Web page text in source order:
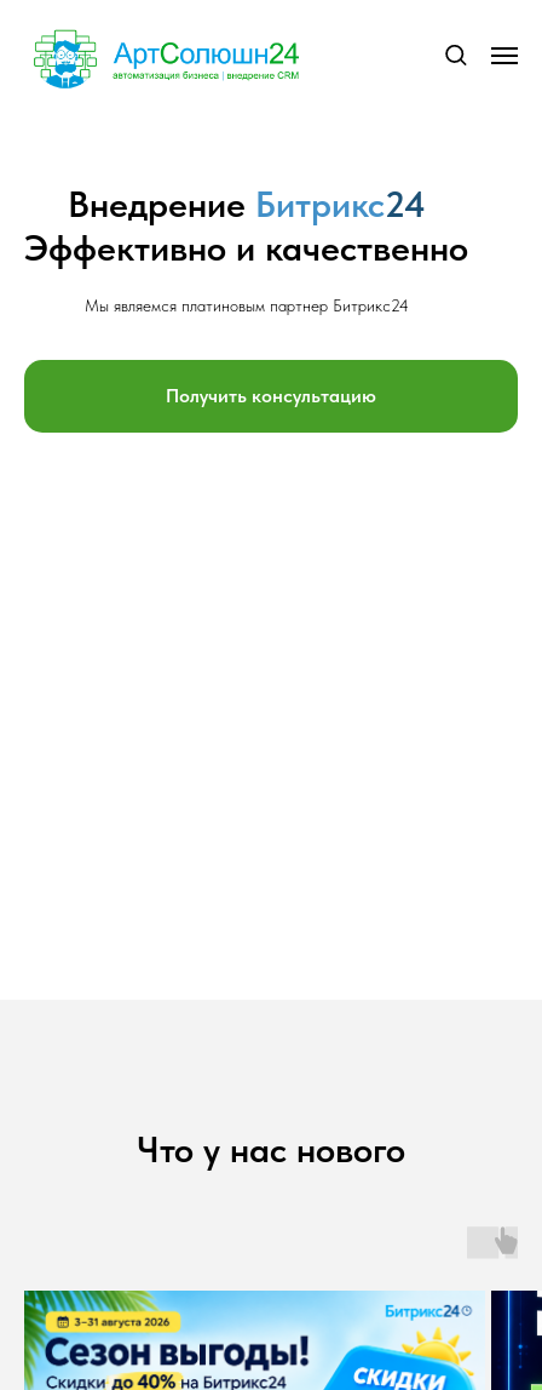
Внедрение Битрикс24
Эффективно и качественно
Мы являемся платиновым партнер Битрикс24
Получить консультацию
Что у нас нового